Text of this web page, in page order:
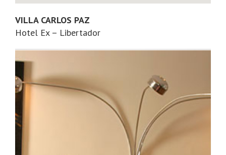
VILLA CARLOS PAZ
Hotel Ex – Libertador